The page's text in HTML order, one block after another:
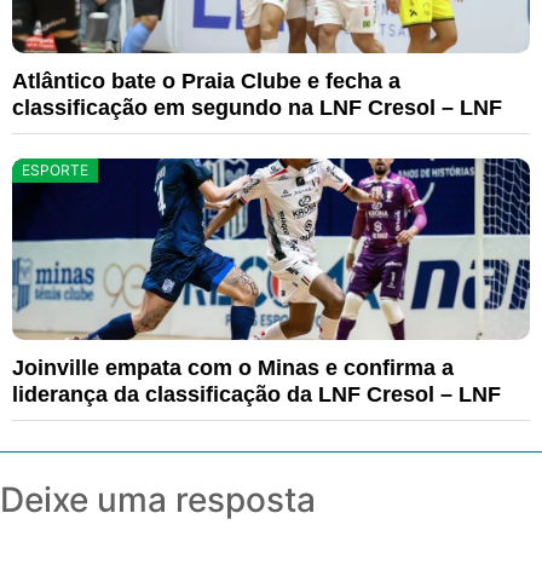
Atlântico bate o Praia Clube e fecha a
classificação em segundo na LNF Cresol – LNF
ESPORTE
Joinville empata com o Minas e confirma a
liderança da classificação da LNF Cresol – LNF
Deixe uma resposta